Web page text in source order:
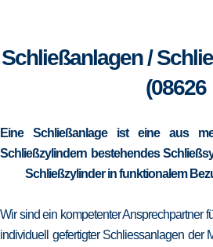
Schließanlagen /
(08626
Eine Schließanlage ist eine aus
Schließzylindern bestehendes
Schließzylinder in funktionalem
Wir sind ein kompetenter Ansprechpartner
individuell gefertigter Schliessanlagen der